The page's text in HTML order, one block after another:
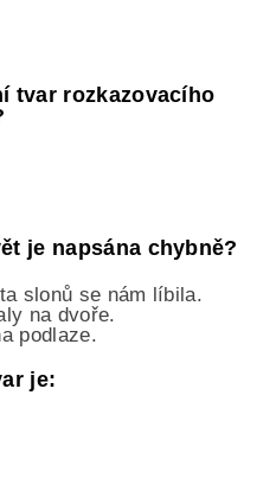
tvar rozkazovacího
je napsána chybně?
slonů se nám líbila.
na dvoře.
podlaze.
je: